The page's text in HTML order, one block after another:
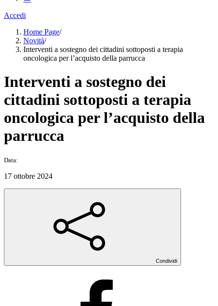
Accedi
Home Page/
Novità/
Interventi a sostegno dei cittadini sottoposti a terapia
oncologica per l’acquisto della parrucca
Interventi a sostegno dei
cittadini sottoposti a terapia
oncologica per l’acquisto della
parrucca
Data:
17 ottobre 2024
Condividi